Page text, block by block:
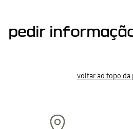
pedir
voltar ao topo da